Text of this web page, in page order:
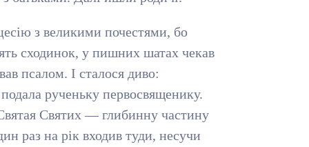
з великими почестями, бо
сходинок, у пишних шатах чекав
псалом. І сталося диво:
рученьку первосвященику.
Святих — глибинну частину
раз на рік входив туди, несучи